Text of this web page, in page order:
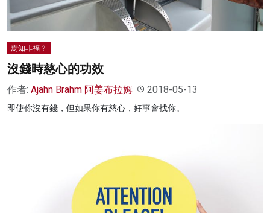
焉知非福？
沒錢時慈心的功效
作者: Ajahn Brahm 阿姜布拉姆 2018-05-13
即使你沒有錢，但如果你有慈心，好事會找你。